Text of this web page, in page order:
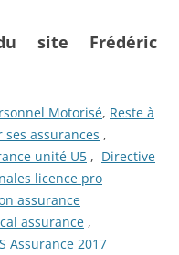
site Frédéric
Motorisé, Reste à
ses assurances ,
unité U5 , Directive
licence pro
assurance
assurance ,
Assurance 2017